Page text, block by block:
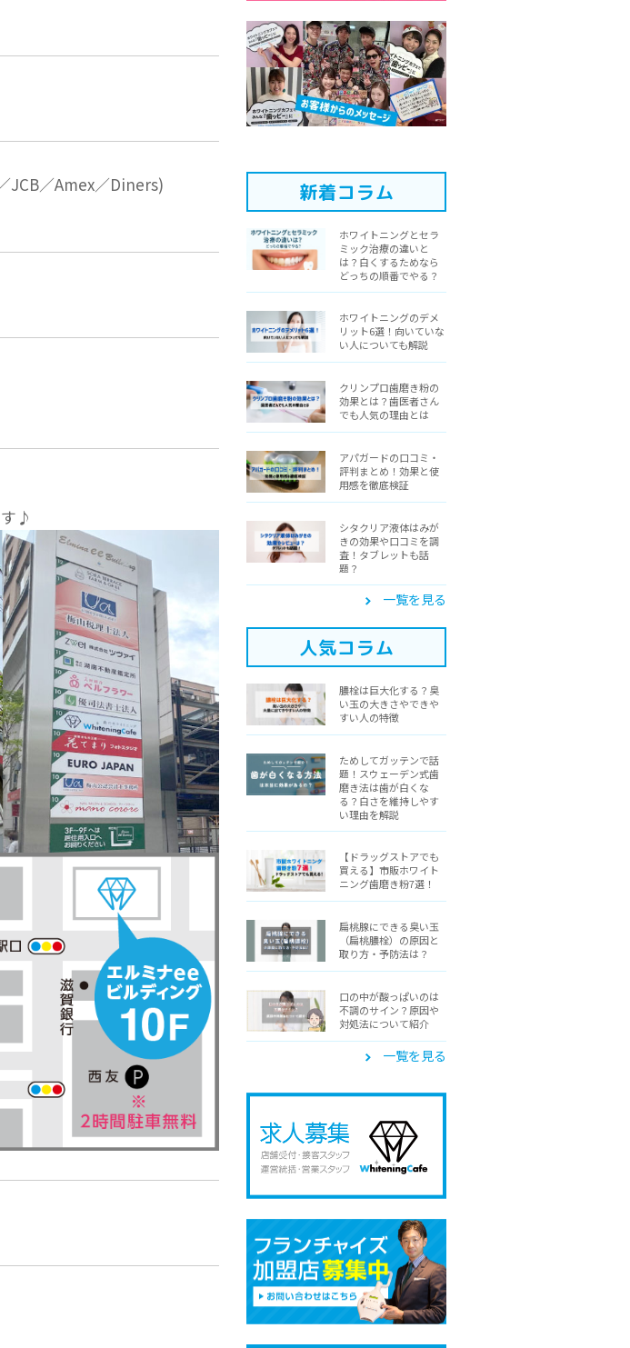
JCB／Amex／Diners)
♪
新着コラム
ホワイトニングとセラ
ミック治療の違いと
は？白くするためなら
どっちの順番でやる？
ホワイトニングのデメ
リット6選！向いていな
い人についても解説
クリンプロ歯磨き粉の
効果とは？歯医者さん
でも人気の理由とは
アパガードの口コミ・
評判まとめ！効果と使
用感を徹底検証
シタクリア液体はみが
きの効果や口コミを調
査！タブレットも話
題？
一覧を見る
人気コラム
膿栓は巨大化する？臭
い玉の大きさやできや
すい人の特徴
ためしてガッテンで話
題！スウェーデン式歯
磨き法は歯が白くな
る？白さを維持しやす
い理由を解説
【ドラッグストアでも
買える】市販ホワイト
ニング歯磨き粉7選！
扁桃腺にできる臭い玉
（扁桃膿栓）の原因と
取り方・予防法は？
口の中が酸っぱいのは
不調のサイン？原因や
対処法について紹介
一覧を見る